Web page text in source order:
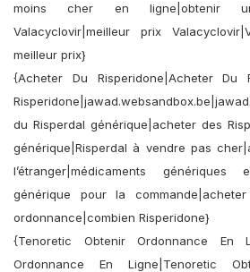
moins cher en ligne|obtenir
Valacyclovir|meilleur prix
meilleur prix}
{Acheter Du Risperidone|Acheter Du
du Risperdal générique|acheter des
générique|Risperdal à vendre pas
l’étranger|médicaments
générique pour la
ordonnance|combien Risperidone}
{Tenoretic Obtenir Ordonnance En
Ordonnance En Ligne|Tenoretic